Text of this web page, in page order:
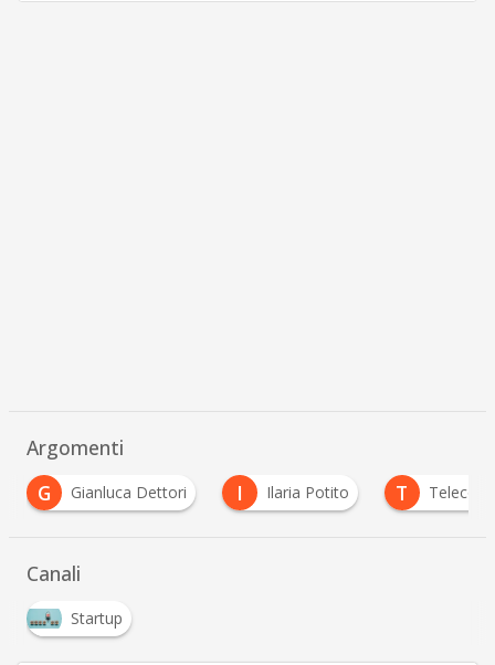
Argomenti
I
Ilaria Potito Telecom Italia T
Tim WCap
Canali
Startup